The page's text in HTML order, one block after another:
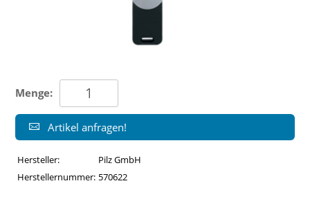
Menge:
Artikel anfragen!
Hersteller:
Pilz GmbH
Herstellernummer: 570622